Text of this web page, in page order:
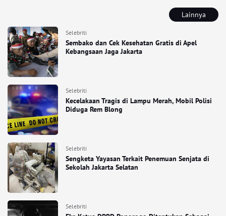
Lainnya
Selebriti
Sembako dan Cek Kesehatan Gratis di Apel
Kebangsaan Jaga Jakarta
Selebriti
Kecelakaan Tragis di Lampu Merah, Mobil Polisi
Diduga Rem Blong
Selebriti
Sengketa Yayasan Terkait Penemuan Senjata di
Sekolah Jakarta Selatan
Selebriti